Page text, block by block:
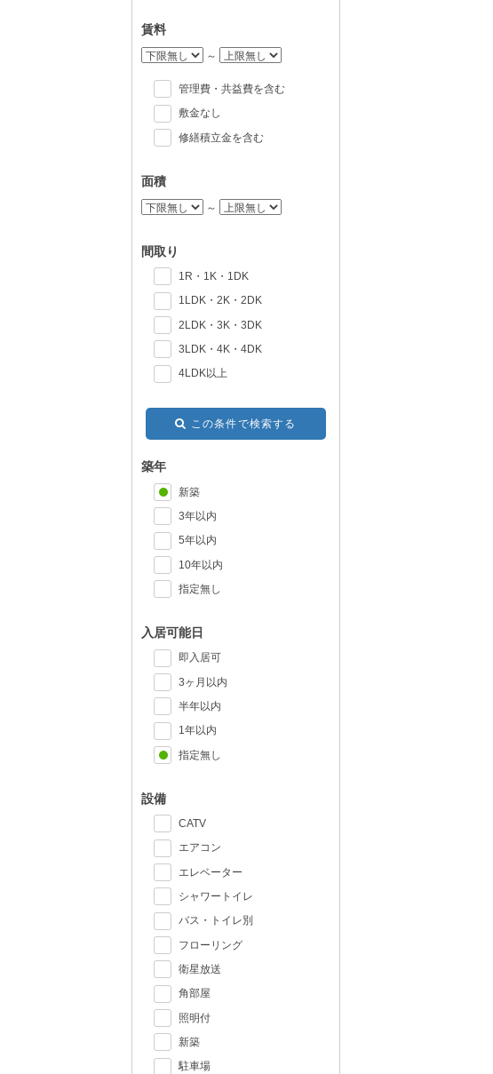
賃料
～
管理費・共益費を含む
敷金なし
修繕積立金を含む
面積
～
間取り
1R・1K・1DK
1LDK・2K・2DK
2LDK・3K・3DK
3LDK・4K・4DK
4LDK以上
この条件で検索する
築年
新築
3年以内
5年以内
10年以内
指定無し
入居可能日
即入居可
3ヶ月以内
半年以内
1年以内
指定無し
設備
CATV
エアコン
エレベーター
シャワートイレ
バス・トイレ別
フローリング
衛星放送
角部屋
照明付
新築
駐車場